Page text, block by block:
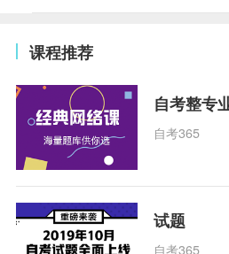
课程推荐
自考整专
自考365
试题
自考365